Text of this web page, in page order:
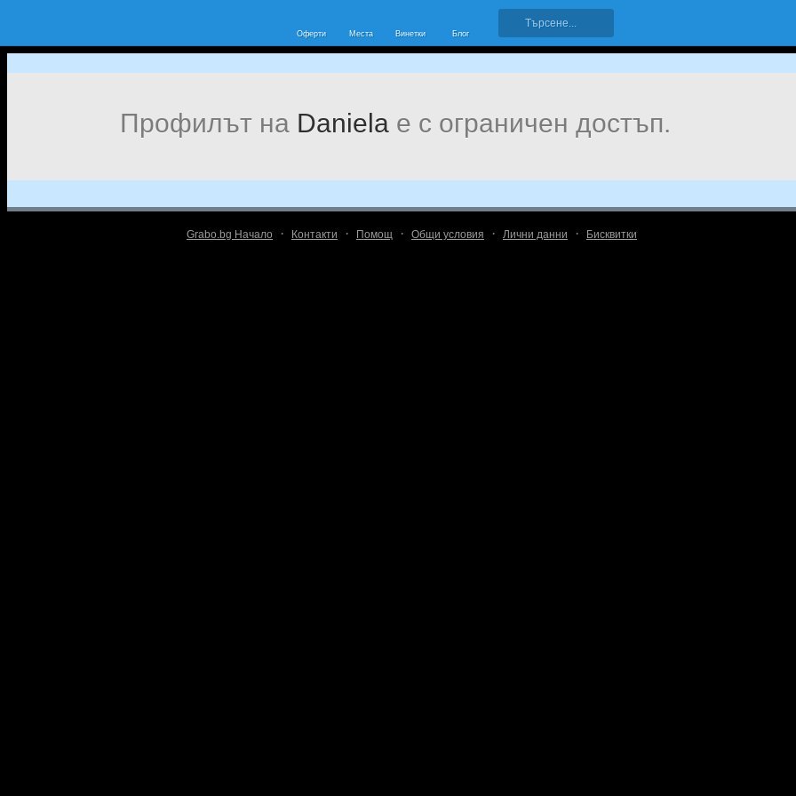
Оферти Места Винетки Блог
Профилът на Daniela е с ограничен достъп.
Grabo.bg Начало · Контакти · Помощ · Общи условия · Лични данни · Бисквитки